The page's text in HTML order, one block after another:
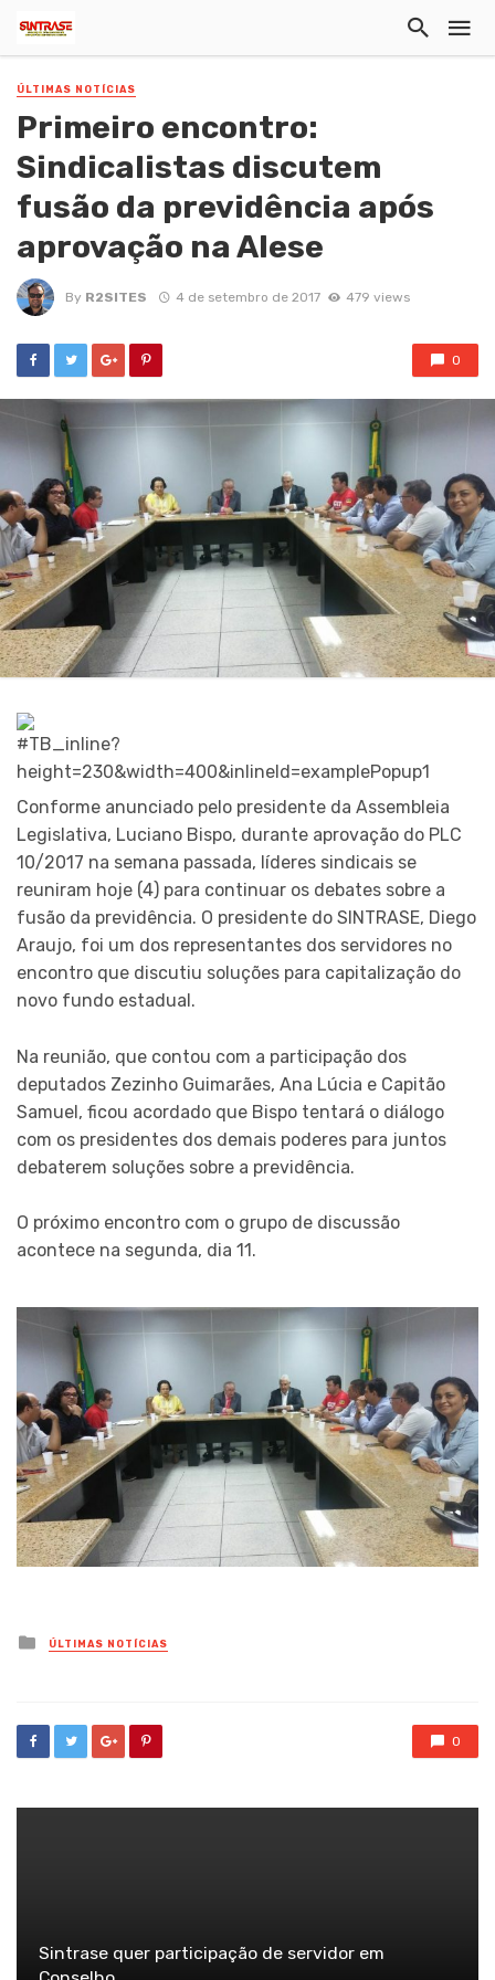
ÚLTIMAS NOTÍCIAS
Primeiro encontro:
Sindicalistas discutem
fusão da previdência após
aprovação na Alese
By R2SITES 4 de setembro de 2017 479 views
0
Conforme anunciado pelo presidente da Assembleia
Legislativa, Luciano Bispo, durante aprovação do PLC
10/2017 na semana passada, líderes sindicais se
reuniram hoje (4) para continuar os debates sobre a
fusão da previdência. O presidente do SINTRASE, Diego
Araujo, foi um dos representantes dos servidores no
encontro que discutiu soluções para capitalização do
novo fundo estadual.
Na reunião, que contou com a participação dos
deputados Zezinho Guimarães, Ana Lúcia e Capitão
Samuel, ficou acordado que Bispo tentará o diálogo
com os presidentes dos demais poderes para juntos
debaterem soluções sobre a previdência.
O próximo encontro com o grupo de discussão
acontece na segunda, dia 11.
Posted
in
ÚLTIMAS NOTÍCIAS
0
Sintrase quer participação de servidor em